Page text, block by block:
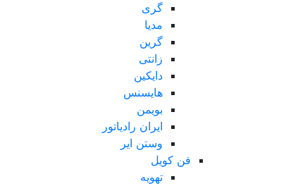
گری
مدیا
گرین
زانتی
دایکین
هایسنس
بویمن
ایران رادیاتور
وستن ایر
فن کویل
تهویه